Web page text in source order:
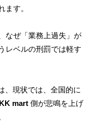
ます。
なぜ「業務上過失」が
レベルの刑罰では軽す
、現状では、全国的に
KK mart 側が悲鳴を上げ